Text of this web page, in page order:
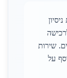
שירות
על